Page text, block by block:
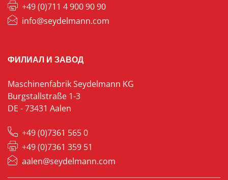
+49 (0)711 4 900 90 90
info@seydelmann.com
ФИЛИАЛ И ЗАВОД
Maschinenfabrik Seydelmann KG
Burgstallstraße 1-3
DE - 73431 Aalen
+49 (0)7361 565 0
+49 (0)7361 359 51
aalen@seydelmann.com